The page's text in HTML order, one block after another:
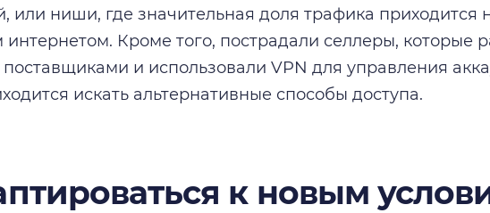
или ниши, где значительная доля трафика приходится
Кроме того, пострадали селлеры, которые
и использовали VPN для управления
искать альтернативные способы доступа.
к новым